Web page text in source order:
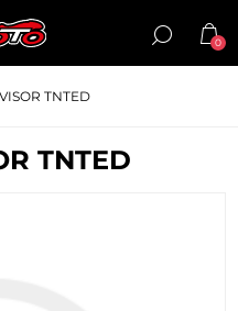
0
TNTED
TNTED